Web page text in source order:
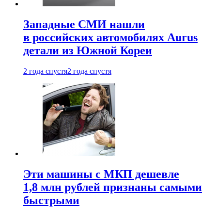
Западные СМИ нашли
в российских автомобилях Aurus
детали из Южной Кореи
2 года спустя2 года спустя
Эти машины с МКП дешевле
1,8 млн рублей признаны самыми
быстрыми